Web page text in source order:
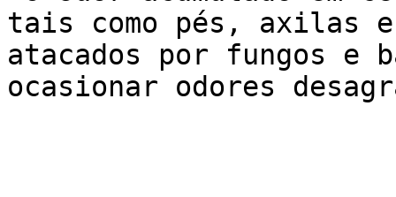
tais como pés, axilas
atacados por fungos e
ocasionar odores